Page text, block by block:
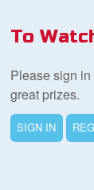
To
Please sign
great prizes.
SIGN IN